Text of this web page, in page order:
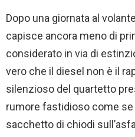
Dopo una giornata al
capisce ancora meno di
considerato in via di
vero che il diesel non è il
silenzioso del quartetto
rumore fastidioso come
sacchetto di chiodi